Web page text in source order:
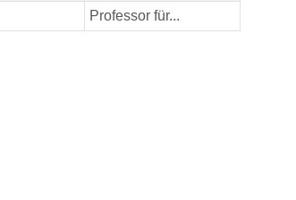
Professor für...